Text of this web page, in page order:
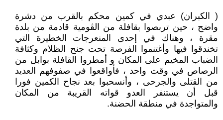
( الكبران) عبدي في كمين محكم بالقرب من دشرة
واضح ، حين تربصوا بقافلة من الڨومية قادمة من بلدة
مقرة ، وهناك في إحدى المنعرجات الخطيرة التي
تخندقوا فيها وأغتنموا الفرصة تحت جنح الظلام وكثافة
الضباب المخيم على المكان و أمطروا القافلة بوابل من
الرصاص في وقت واحد ، فأواقعوا في صفوفهم العديد
من القتلى والجرحى ، وأنسحبوا بعد نجاح الكمين فورا
قبل أن يستنفر العدو قواته القريبة من المكان
والمتواجدة في منطقة الحضنة.